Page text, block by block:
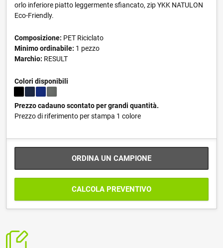
orlo inferiore piatto leggermente sfiancato, zip YKK NATULON
Eco-Friendly.
Composizione: PET Riciclato
Minimo ordinabile: 1 pezzo
Marchio: RESULT
Colori disponibili
Prezzo cadauno scontato per grandi quantità.
Prezzo di riferimento per stampa 1 colore
ORDINA UN CAMPIONE
CALCOLA PREVENTIVO